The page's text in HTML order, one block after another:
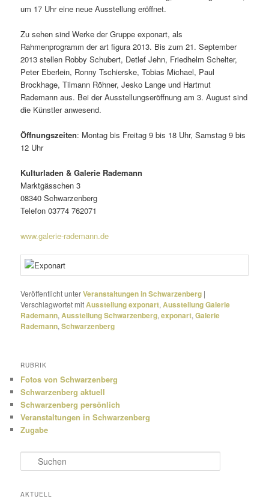
um 17 Uhr eine neue Ausstellung eröffnet.
Zu sehen sind Werke der Gruppe exponart, als
Rahmenprogramm der art figura 2013. Bis zum 21. September
2013 stellen Robby Schubert, Detlef Jehn, Friedhelm Schelter,
Peter Eberlein, Ronny Tschierske, Tobias Michael, Paul
Brockhage, Tilmann Röhner, Jesko Lange und Hartmut
Rademann aus. Bei der Ausstellungseröffnung am 3. August sind
die Künstler anwesend.
Öffnungszeiten: Montag bis Freitag 9 bis 18 Uhr, Samstag 9 bis
12 Uhr
Kulturladen & Galerie Rademann
Marktgässchen 3
08340 Schwarzenberg
Telefon 03774 762071
www.galerie-rademann.de
Veröffentlicht unterVeranstaltungen in Schwarzenberg |
Verschlagwortet mitAusstellung exponart,Ausstellung Galerie
Rademann,Ausstellung Schwarzenberg,exponart,Galerie
Rademann,Schwarzenberg
RUBRIK
Fotos von Schwarzenberg
Schwarzenberg aktuell
Schwarzenberg persönlich
Veranstaltungen in Schwarzenberg
Zugabe
u
h
AKTUELL